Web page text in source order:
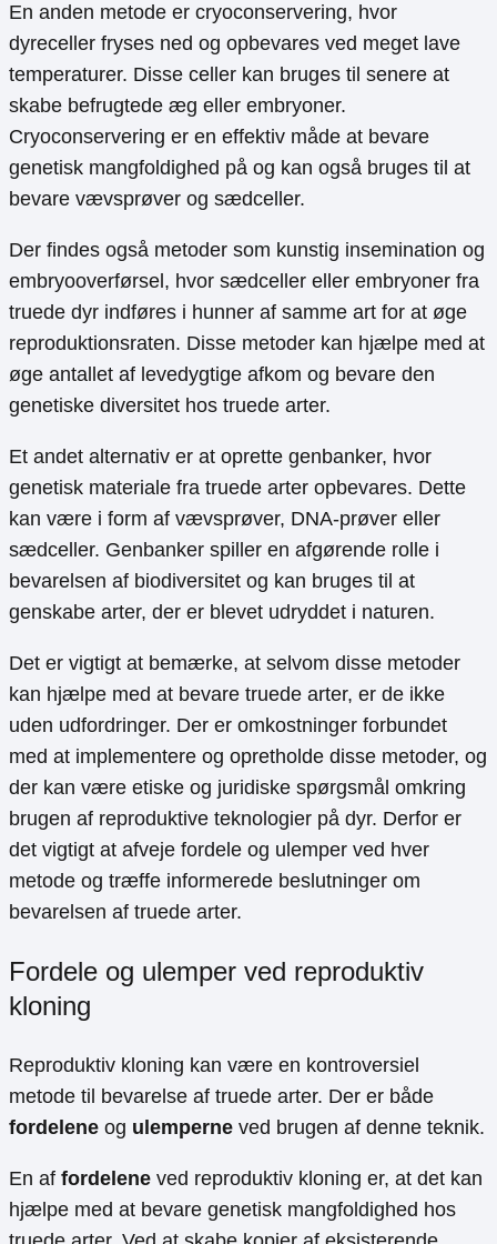
En anden metode er cryoconservering, hvor
dyreceller fryses ned og opbevares ved meget lave
temperaturer. Disse celler kan bruges til senere at
skabe befrugtede æg eller embryoner.
Cryoconservering er en effektiv måde at bevare
genetisk mangfoldighed på og kan også bruges til at
bevare vævsprøver og sædceller.
Der findes også metoder som kunstig insemination og
embryooverførsel, hvor sædceller eller embryoner fra
truede dyr indføres i hunner af samme art for at øge
reproduktionsraten. Disse metoder kan hjælpe med at
øge antallet af levedygtige afkom og bevare den
genetiske diversitet hos truede arter.
Et andet alternativ er at oprette genbanker, hvor
genetisk materiale fra truede arter opbevares. Dette
kan være i form af vævsprøver, DNA-prøver eller
sædceller. Genbanker spiller en afgørende rolle i
bevarelsen af biodiversitet og kan bruges til at
genskabe arter, der er blevet udryddet i naturen.
Det er vigtigt at bemærke, at selvom disse metoder
kan hjælpe med at bevare truede arter, er de ikke
uden udfordringer. Der er omkostninger forbundet
med at implementere og opretholde disse metoder, og
der kan være etiske og juridiske spørgsmål omkring
brugen af reproduktive teknologier på dyr. Derfor er
det vigtigt at afveje fordele og ulemper ved hver
metode og træffe informerede beslutninger om
bevarelsen af truede arter.
Fordele og ulemper ved reproduktiv
kloning
Reproduktiv kloning kan være en kontroversiel
metode til bevarelse af truede arter. Der er både
fordelene og ulemperne ved brugen af denne teknik.
En af fordelene ved reproduktiv kloning er, at det kan
hjælpe med at bevare genetisk mangfoldighed hos